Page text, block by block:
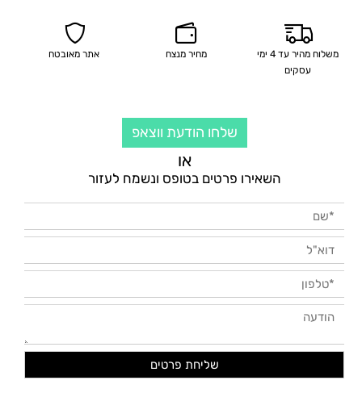
משלוח מהיר עד 4 ימי
עסקים
מחיר מנצח אתר מאובטח
שלחו הודעת ווצאפ
או
השאירו פרטים בטופס ונשמח לעזור